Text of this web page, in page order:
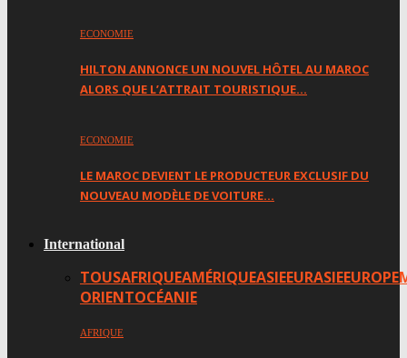
ECONOMIE
HILTON ANNONCE UN NOUVEL HÔTEL AU MAROC
ALORS QUE L’ATTRAIT TOURISTIQUE…
ECONOMIE
LE MAROC DEVIENT LE PRODUCTEUR EXCLUSIF DU
NOUVEAU MODÈLE DE VOITURE…
International
TOUSAFRIQUEAMÉRIQUEASIEEURASIEEUROPE
ORIENTOCÉANIE
AFRIQUE